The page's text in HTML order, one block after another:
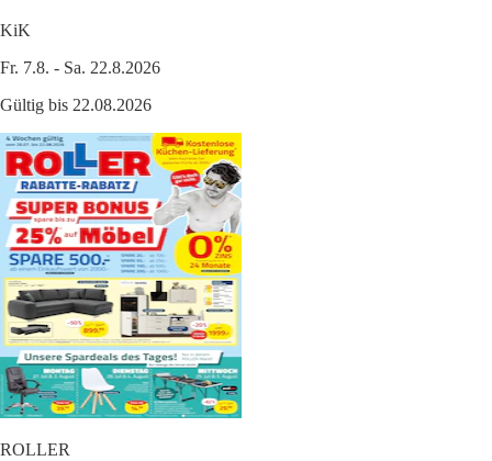
KiK
Fr. 7.8. - Sa. 22.8.2026
Gültig bis 22.08.2026
ROLLER